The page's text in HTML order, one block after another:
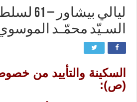
ليالي
السـيّد محمّـد
السكينة والتأييد من
(ص):